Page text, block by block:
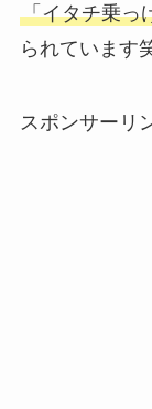
「イタチ乗っ
られています
スポンサーリ